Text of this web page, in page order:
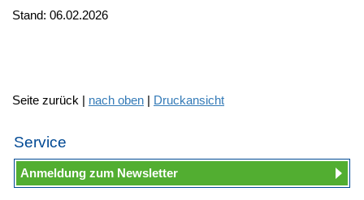
Stand: 06.02.2026
Seite zurück | nach oben | Druckansicht
Service
Anmeldung zum Newsletter